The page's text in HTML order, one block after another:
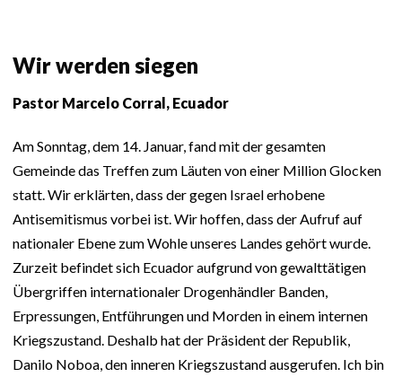
Wir werden siegen
Pastor Marcelo Corral, Ecuador
Am Sonntag, dem 14. Januar, fand mit der gesamten
Gemeinde das Treffen zum Läuten von einer Million Glocken
statt. Wir erklärten, dass der gegen Israel erhobene
Antisemitismus vorbei ist. Wir hoffen, dass der Aufruf auf
nationaler Ebene zum Wohle unseres Landes gehört wurde.
Zurzeit befindet sich Ecuador aufgrund von gewalttätigen
Übergriffen internationaler Drogenhändler Banden,
Erpressungen, Entführungen und Morden in einem internen
Kriegszustand. Deshalb hat der Präsident der Republik,
Danilo Noboa, den inneren Kriegszustand ausgerufen. Ich bin